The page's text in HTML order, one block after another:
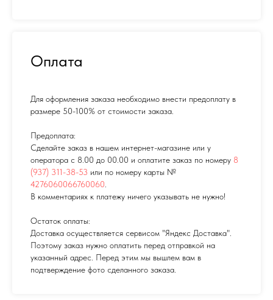
Оплата
Для оформления заказа необходимо внести предоплату в
размере 50-100% от стоимости заказа.
Предоплата:
Сделайте заказ в нашем интернет-магазине или у
оператора с 8.00 до 00.00 и оплатите заказ по номеру 8
(937) 311-38-53 или по номеру карты №
4276060066760060
В комментариях к платежу ничего указывать не нужно!
Остаток оплаты:
Доставка осуществляется сервисом "Яндекс Доставка".
Поэтому заказ нужно оплатить перед отправкой на
указанный адрес. Перед этим мы вышлем вам в
подтверждение фото сделанного заказа.